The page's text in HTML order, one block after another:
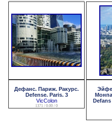
Дефанс. Париж. Ракурс.
Defense. Paris. 3
VicColon
1371 / 0.00 / 0